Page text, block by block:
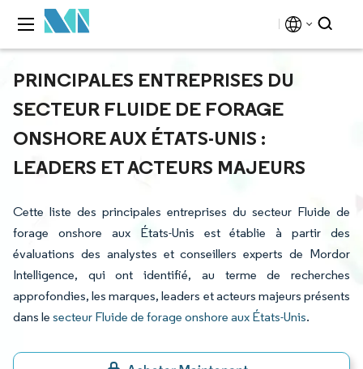
PRINCIPALES ENTREPRISES DU
SECTEUR FLUIDE DE FORAGE
ONSHORE AUX ÉTATS-UNIS :
LEADERS ET ACTEURS MAJEURS
Cette liste des principales entreprises du secteur Fluide de
forage onshore aux États-Unis est établie à partir des
évaluations des analystes et conseillers experts de Mordor
Intelligence, qui ont identifié, au terme de recherches
approfondies, les marques, leaders et acteurs majeurs présents
dans le secteur Fluide de forage onshore aux États-Unis.